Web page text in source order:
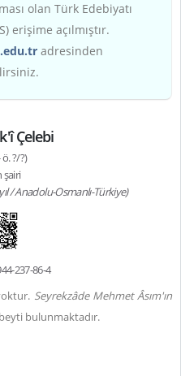
olan Türk Edebiyatı
erişime açılmıştır.
adresinden
Çelebi
ö. ?/?)
şairi
/ Anadolu-Osmanlı-Türkiye)
237-86-4
. Seyrekzâde Mehmet Âsım'ın
bulunmaktadır.